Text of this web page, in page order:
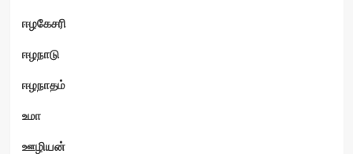
ஈழகேசரி
ஈழநாடு
ஈழநாதம்
உமா
ஊழியன்